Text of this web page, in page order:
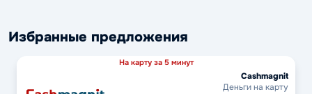
Избранные предложения
На карту за 5 минут
Cashmagnit
Деньги на карту